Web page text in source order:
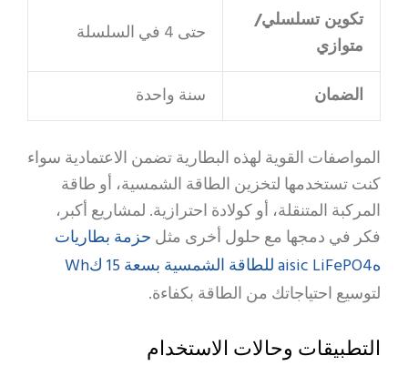
تكوين تسلسلي/
متوازي
حتى 4 في السلسلة
الضمان سنة واحدة
المواصفات القوية لهذه البطارية تضمن الاعتمادية سواء
كنت تستخدمها لتخزين الطاقة الشمسية، أو طاقة
المركبة المتنقلة، أو كولادة احترازية. لمشاريع أكبر،
فكر في دمجها مع حلول أخرى مثل حزمة بطاريات
هaisic LiFePO4 للطاقة الشمسية بسعة 15 كWh
لتوسيع احتياجاتك من الطاقة بكفاءة.
التطبيقات وحالات الاستخدام